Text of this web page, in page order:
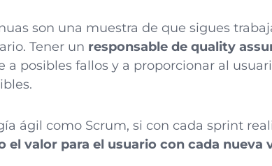
son una muestra de que sigues
Tener un responsable de quality
a posibles fallos y a proporcionar al
ágil como Scrum, si con cada sprint
el valor para el usuario con cada nueva